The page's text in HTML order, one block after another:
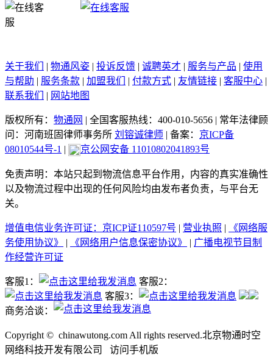
关于我们 | 物通风姿 | 投诉反馈 | 诚聘英才 | 服务与产品 | 使用
与帮助 | 服务条款 | 加盟我们 | 付款方式 | 友情链接 | 客服中心 |
联系我们
| 网站地图
版权所有： 物通网 | 全国客服热线：400-010-5656 | 常年法律顾
问：河南班固律师事务所 刘镕诚律师 | 备案： 京ICP备
08010544号-1 | 京公网安备 11010802041893号
免责声明：本站只起到物流信息平台作用，内容的真实准确性
以及物流过程中出现的任何风险均由发布者负责，与平台无
关。
增值电信业务许可证：京ICP证110597号 营业执照
《网络服
务使用协议》
《网络用户信息保密协议》
广播电视节目制
作经营许可证
客服1：
客服2：
客服3：
商务洽谈：
Copyright © chinawutong.com All rights reserved.北京物通时空
网络科技开发有限公司
访问 手机版